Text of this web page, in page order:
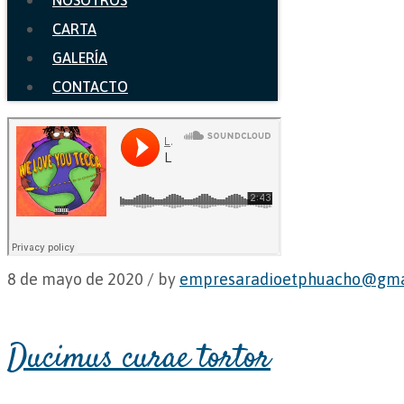
CARTA
GALERÍA
CONTACTO
8 de mayo de 2020 / by
Ducimus curae tortor